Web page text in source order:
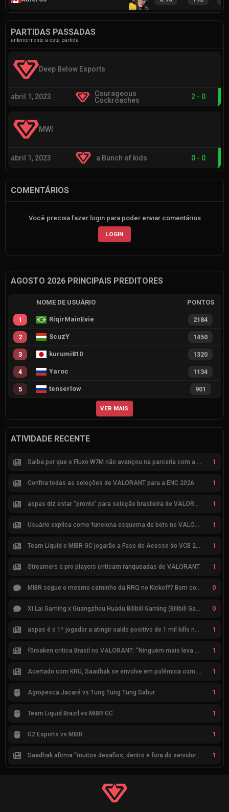
PARTIDAS PASSADAS
anteriormente a esta partida
Deep Below Esports
abril 1, 2023
Courageous
Cockroaches
2 - 0
MWI
abril 1, 2023 a Bunch of kids 0 - 0
COMENTÁRIOS
Você precisa fazer login para poder enviar comentários
LOGIN
AGOSTO 2026 PRINCIPAIS PREDITORES
NOME DE USUÁRIO PONTOS
1 RiqirMainEvie 2184
2 ScuzY 1450
3 kurumi810 1320
4 Yaroc 1134
5 tenserlow 901
VER MAIS
ATIVIDADE RECENTE
Saiba por que o Fluxo W7M não avançou na parceria com a Riot 1
Confira todas as seleções de VALORANT para a ENC 2026 1
aspas diz estar “pronto” para seleção brasileira de VALORANT 1
Usuário explica como funciona esquema de bets no VALORANT 1
Team Liquid e MIBR GC jogarão a Fase de Acesso do VCB 2026 1
Streamers e pro players criticam ranqueadas de VALORANT 1
MIBR segue o mesmo caminho da RRQ no Kickoff? Bom começo, mas risco de eliminação hoje 0
Xi Lai Gaming x Guangzhou Huadu Bilibili Gaming (Bilibili Gaming) 0
aspas é o 1º jogador a atingir saldo positivo de 1 mil kills no VCT 1
f0rsaken critica Brasil no VALORANT: “Ninguém mais leva a sério” 1
Acertado com KRÜ, Saadhak se envolve em polêmica com keznit 1
Agropesca Jacaré vs Tung Tung Tung Sahur 1
Team Liquid Brazil vs MIBR GC 1
G2 Esports vs MIBR 1
Saadhak afirma “muitos desafios, dentro e fora do servidor” sobre a jornada até a classificação 1